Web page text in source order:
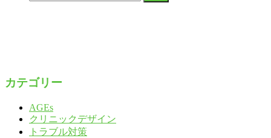
カテゴリー
AGEs
クリニックデザイン
トラブル対策